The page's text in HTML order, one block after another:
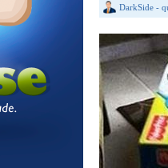
DarkSide -